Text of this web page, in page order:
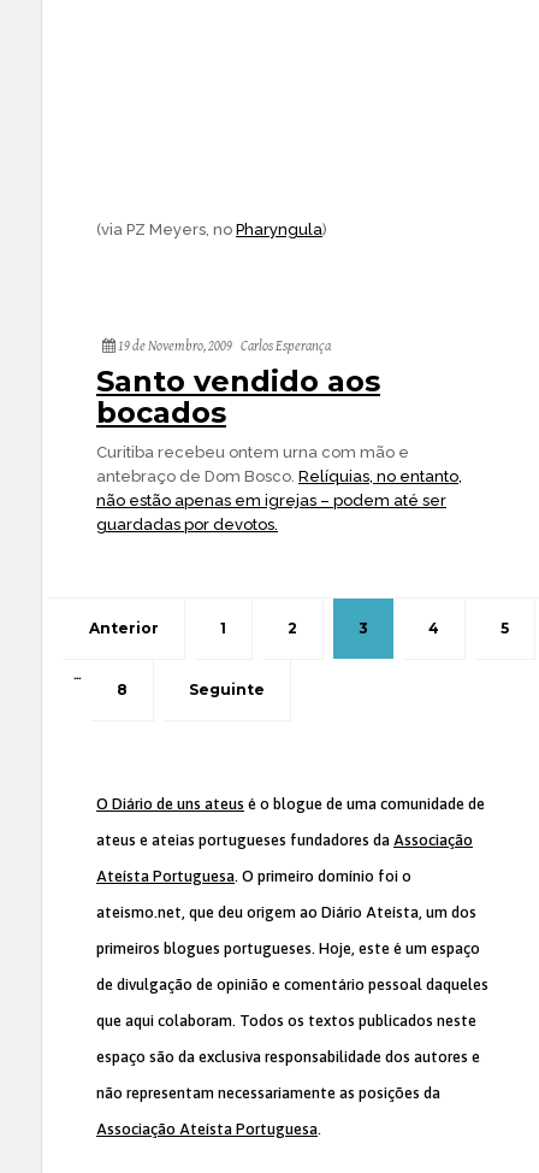
(via PZ Meyers, no Pharyngula)
19 de Novembro, 2009 Carlos Esperança
Santo vendido aos
bocados
Curitiba recebeu ontem urna com mão e
antebraço de Dom Bosco. Relíquias, no entanto,
não estão apenas em igrejas – podem até ser
guardadas por devotos.
Anterior 1 2 3 4 5
…
8 Seguinte
O Diário de uns ateus é o blogue de uma comunidade de
ateus e ateias portugueses fundadores da Associação
Ateísta Portuguesa. O primeiro domínio foi o
ateismo.net, que deu origem ao Diário Ateísta, um dos
primeiros blogues portugueses. Hoje, este é um espaço
de divulgação de opinião e comentário pessoal daqueles
que aqui colaboram. Todos os textos publicados neste
espaço são da exclusiva responsabilidade dos autores e
não representam necessariamente as posições da
Associação Ateísta Portuguesa.